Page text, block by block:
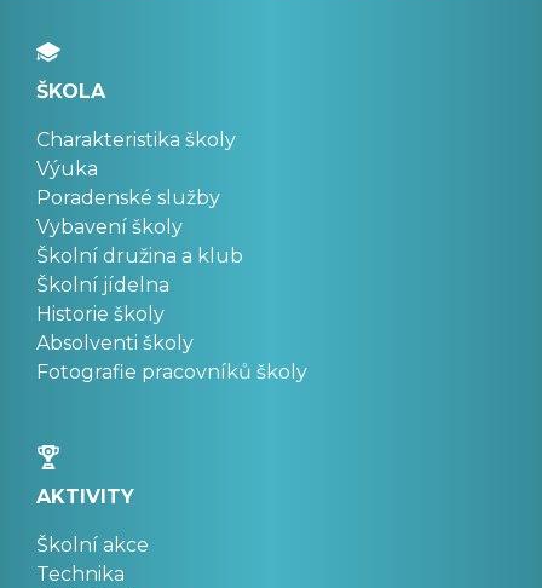
ŠKOLA
Charakteristika školy
Výuka
Poradenské služby
Vybavení školy
Školní družina a klub
Školní jídelna
Historie školy
Absolventi školy
Fotografie pracovníků školy
AKTIVITY
Školní akce
Technika